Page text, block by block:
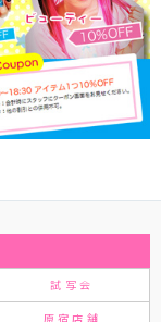
試写会
原宿店舗